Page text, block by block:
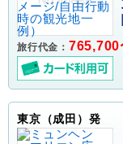
旅行代金： 765,700
東京（成田）発